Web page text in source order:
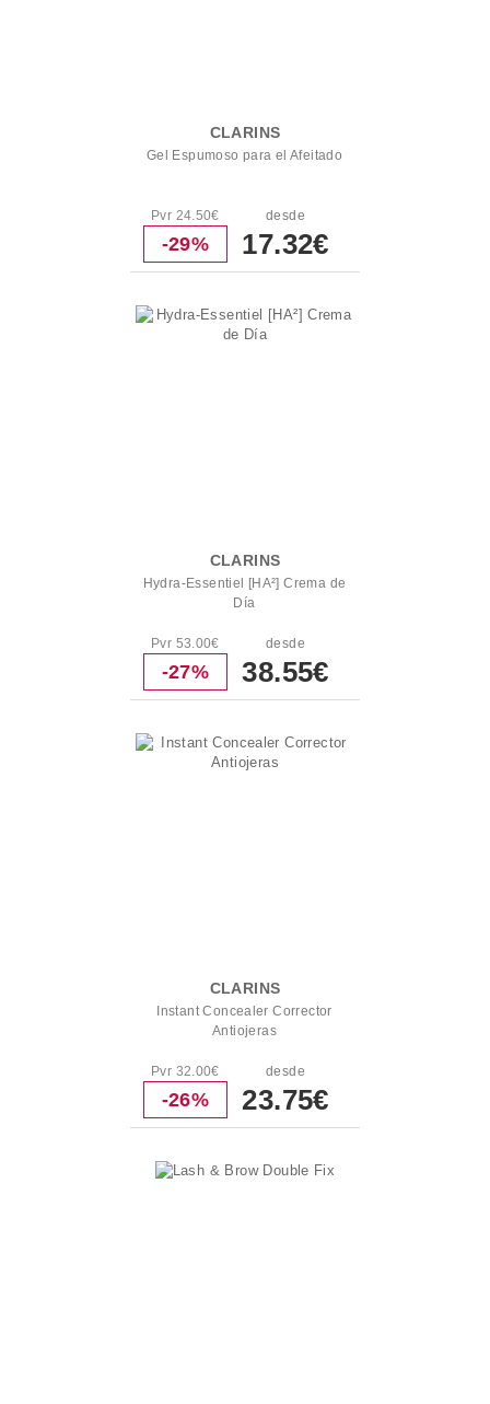
CLARINS
Gel Espumoso para el Afeitado
Pvr 24.50€
-29%
desde
17.32€
CLARINS
Hydra-Essentiel [HA²] Crema de
Día
Pvr 53.00€
-27%
desde
38.55€
CLARINS
Instant Concealer Corrector
Antiojeras
Pvr 32.00€
-26%
desde
23.75€